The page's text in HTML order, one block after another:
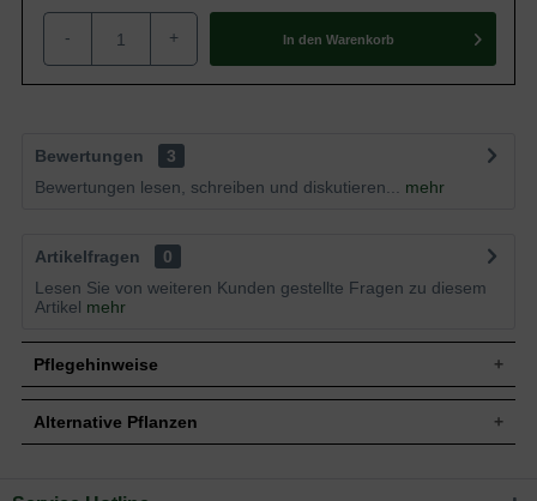
- + In den Warenkorb
Bewertungen
3
Bewertungen lesen, schreiben und diskutieren...
mehr
Artikelfragen
0
Lesen Sie von weiteren Kunden gestellte Fragen zu diesem
Artikel mehr
Pflegehinweise
Pflanz- und Pflegetipps Viburnum plicatum f.
Alternative Pflanzen